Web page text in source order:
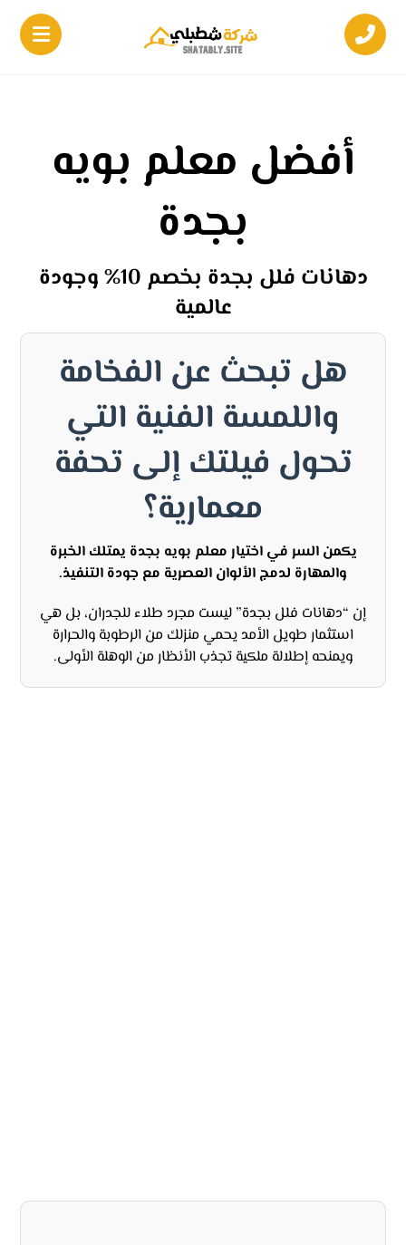
أفضل معلم بويه
بجدة
دهانات فلل بجدة بخصم 10% وجودة
عالمية
هل تبحث عن الفخامة
واللمسة الفنية التي
تحول فيلتك إلى تحفة
معمارية؟
يكمن السر في اختيار معلم بويه بجدة يمتلك الخبرة
والمهارة لدمج الألوان العصرية مع جودة التنفيذ.
إن “دهانات فلل بجدة” ليست مجرد طلاء للجدران، بل هي
استثمار طويل الأمد يحمي منزلك من الرطوبة والحرارة
ويمنحه إطلالة ملكية تجذب الأنظار من الوهلة الأولى.